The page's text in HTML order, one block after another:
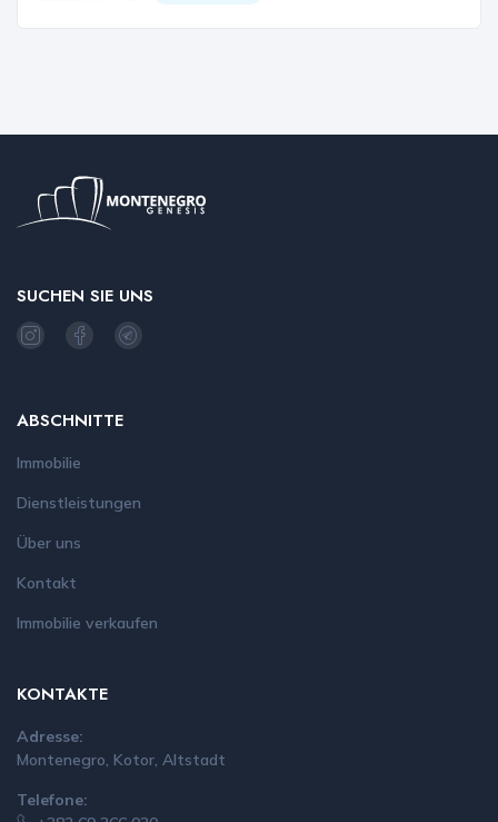
SUCHEN SIE UNS
ABSCHNITTE
Immobilie
Dienstleistungen
Über uns
Kontakt
Immobilie verkaufen
KONTAKTE
Adresse:
Montenegro, Kotor, Altstadt
Telefone: